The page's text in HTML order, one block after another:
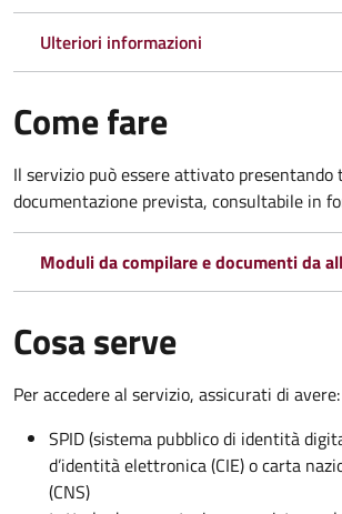
Ulteriori informazioni
Come fare
Il servizio può essere attivato
documentazione prevista, consultabile in
Moduli da compilare e documenti da
Cosa serve
Per accedere al servizio, assicurati di avere:
SPID (sistema pubblico di identità
d’identità elettronica (CIE) o carta
(CNS)